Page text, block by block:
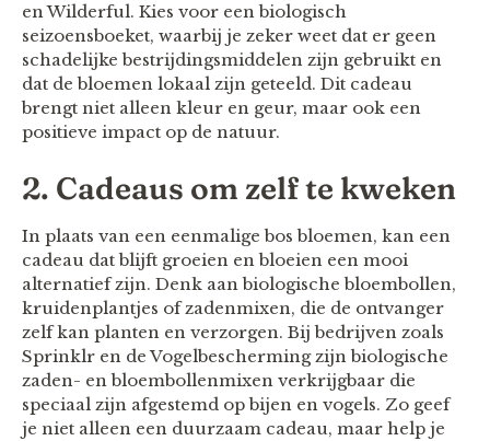
en Wilderful. Kies voor een biologisch
seizoensboeket, waarbij je zeker weet dat er geen
schadelijke bestrijdingsmiddelen zijn gebruikt en
dat de bloemen lokaal zijn geteeld. Dit cadeau
brengt niet alleen kleur en geur, maar ook een
positieve impact op de natuur.
2. Cadeaus om zelf te kweken
In plaats van een eenmalige bos bloemen, kan een
cadeau dat blijft groeien en bloeien een mooi
alternatief zijn. Denk aan biologische bloembollen,
kruidenplantjes of zadenmixen, die de ontvanger
zelf kan planten en verzorgen. Bij bedrijven zoals
Sprinklr en de Vogelbescherming zijn biologische
zaden- en bloembollenmixen verkrijgbaar die
speciaal zijn afgestemd op bijen en vogels. Zo geef
je niet alleen een duurzaam cadeau, maar help je